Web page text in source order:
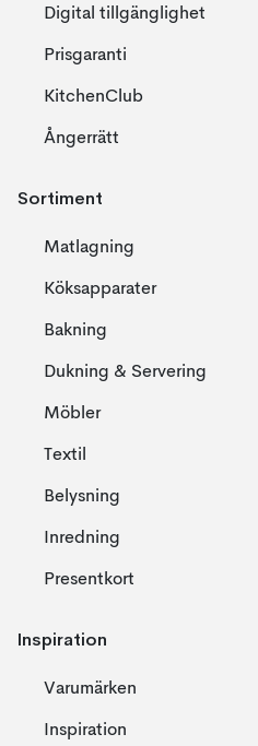
Digital tillgänglighet
Prisgaranti
KitchenClub
Ångerrätt
Sortiment
Matlagning
Köksapparater
Bakning
Dukning & Servering
Möbler
Textil
Belysning
Inredning
Presentkort
Inspiration
Varumärken
Inspiration